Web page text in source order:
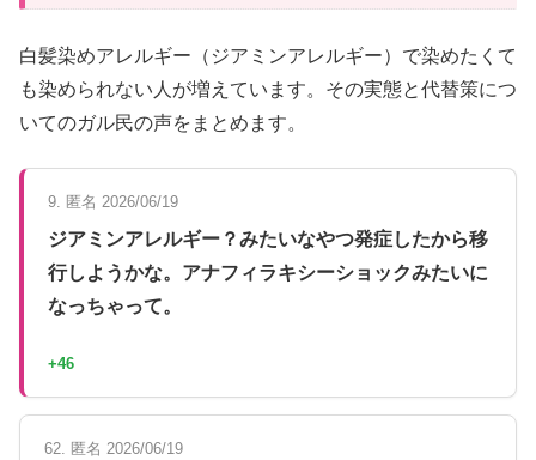
白髪染めアレルギー（ジアミンアレルギー）で染めたくて
も染められない人が増えています。その実態と代替策につ
いてのガル民の声をまとめます。
9. 匿名 2026/06/19
ジアミンアレルギー？みたいなやつ発症したから移
行しようかな。アナフィラキシーショックみたいに
なっちゃって。
+46
62. 匿名 2026/06/19